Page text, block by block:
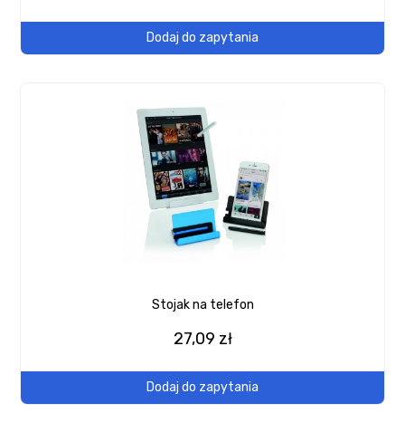
Dodaj do zapytania
Stojak na telefon
27,09 zł
Dodaj do zapytania